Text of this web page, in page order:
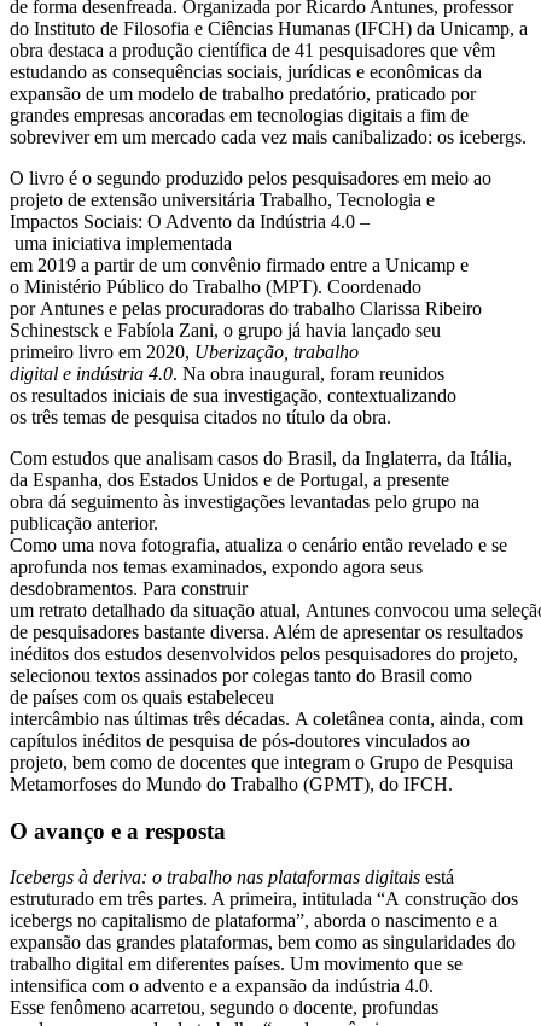
de forma desenfreada. Organizada por Ricardo Antunes, professor
do Instituto de Filosofia e Ciências Humanas (IFCH) da Unicamp, a
obra destaca a produção científica de 41 pesquisadores que vêm
estudando as consequências sociais, jurídicas e econômicas da
expansão de um modelo de trabalho predatório, praticado por
grandes empresas ancoradas em tecnologias digitais a fim de
sobreviver em um mercado cada vez mais canibalizado: os icebergs.
O livro é o segundo produzido pelos pesquisadores em meio ao
projeto de extensão universitária Trabalho, Tecnologia e
Impactos Sociais: O Advento da Indústria 4.0 –
uma iniciativa implementada
em 2019 a partir de um convênio firmado entre a Unicamp e
o Ministério Público do Trabalho (MPT). Coordenado
por Antunes e pelas procuradoras do trabalho Clarissa Ribeiro
Schinestsck e Fabíola Zani, o grupo já havia lançado seu
primeiro livro em 2020, Uberização, trabalho
digital e indústria 4.0. Na obra inaugural, foram reunidos
os resultados iniciais de sua investigação, contextualizando
os três temas de pesquisa citados no título da obra.
Com estudos que analisam casos do Brasil, da Inglaterra, da Itália,
da Espanha, dos Estados Unidos e de Portugal, a presente
obra dá seguimento às investigações levantadas pelo grupo na
publicação anterior.
Como uma nova fotografia, atualiza o cenário então revelado e se
aprofunda nos temas examinados, expondo agora seus
desdobramentos. Para construir
um retrato detalhado da situação atual, Antunes convocou uma
de pesquisadores bastante diversa. Além de apresentar os resultados
inéditos dos estudos desenvolvidos pelos pesquisadores do projeto,
selecionou textos assinados por colegas tanto do Brasil como
de países com os quais estabeleceu
intercâmbio nas últimas três décadas. A coletânea conta, ainda, com
capítulos inéditos de pesquisa de pós-doutores vinculados ao
projeto, bem como de docentes que integram o Grupo de Pesquisa
Metamorfoses do Mundo do Trabalho (GPMT), do IFCH.
O avanço e a resposta
Icebergs à deriva: o trabalho nas plataformas digitais está
estruturado em três partes. A primeira, intitulada “A construção dos
icebergs no capitalismo de plataforma”, aborda o nascimento e a
expansão das grandes plataformas, bem como as singularidades do
trabalho digital em diferentes países. Um movimento que se
intensifica com o advento e a expansão da indústria 4.0.
Esse fenômeno acarretou, segundo o docente, profundas